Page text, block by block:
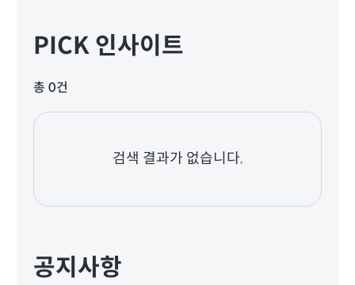
PICK 인사이트
총 0건
검색 결과가 없습니다.
공지사항